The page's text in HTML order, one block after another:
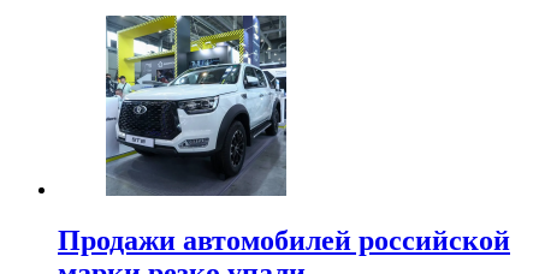
Продажи автомобилей российской